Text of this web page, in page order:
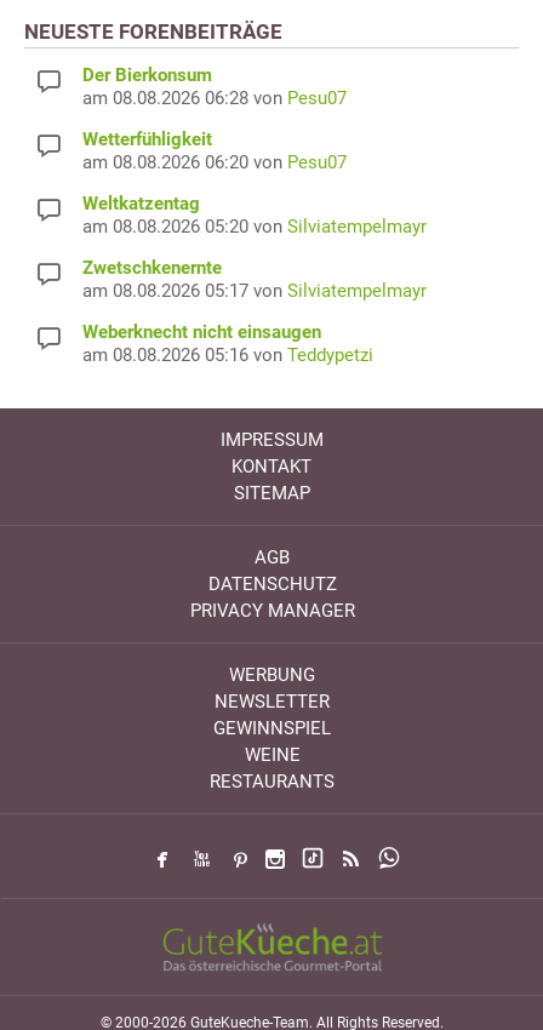
NEUESTE FORENBEITRÄGE
Der Bierkonsum
am 08.08.2026 06:28 von Pesu07
Wetterfühligkeit
am 08.08.2026 06:20 von Pesu07
Weltkatzentag
am 08.08.2026 05:20 von Silviatempelmayr
Zwetschkenernte
am 08.08.2026 05:17 von Silviatempelmayr
Weberknecht nicht einsaugen
am 08.08.2026 05:16 von Teddypetzi
IMPRESSUM
KONTAKT
SITEMAP
AGB
DATENSCHUTZ
PRIVACY MANAGER
WERBUNG
NEWSLETTER
GEWINNSPIEL
WEINE
RESTAURANTS
© 2000-2026 GuteKueche-Team. All Rights Reserved.